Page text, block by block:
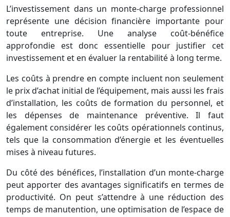
L’investissement dans un monte-charge professionnel
représente une décision financière importante pour
toute entreprise. Une analyse coût-bénéfice
approfondie est donc essentielle pour justifier cet
investissement et en évaluer la rentabilité à long terme.
Les coûts à prendre en compte incluent non seulement
le prix d’achat initial de l’équipement, mais aussi les frais
d’installation, les coûts de formation du personnel, et
les dépenses de maintenance préventive. Il faut
également considérer les coûts opérationnels continus,
tels que la consommation d’énergie et les éventuelles
mises à niveau futures.
Du côté des bénéfices, l’installation d’un monte-charge
peut apporter des avantages significatifs en termes de
productivité. On peut s’attendre à une réduction des
temps de manutention, une optimisation de l’espace de